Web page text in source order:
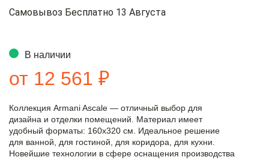
Самовывоз Бесплатно 13 Августа
В наличии
от 12 561 ₽
Коллекция Armani Ascale — отличный выбор для
дизайна и отделки помещений. Материал имеет
удобный форматы: 160x320 см. Идеальное решение
для ванной, для гостиной, для коридора, для кухни.
Новейшие технологии в сфере оснащения производства